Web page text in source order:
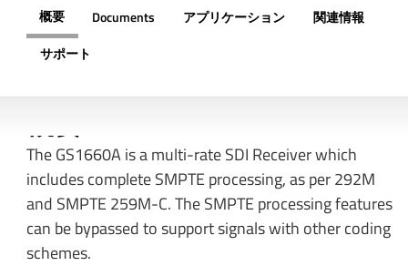
概要 Documents アプリケーション
関連情報
サポート
The GS1660A is a multi-rate SDI Receiver which
includes complete SMPTE processing, as per 292M
and SMPTE 259M-C. The SMPTE processing features
can be bypassed to support signals with other coding
schemes.